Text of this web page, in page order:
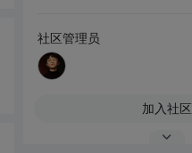
社区管理员
加入社区